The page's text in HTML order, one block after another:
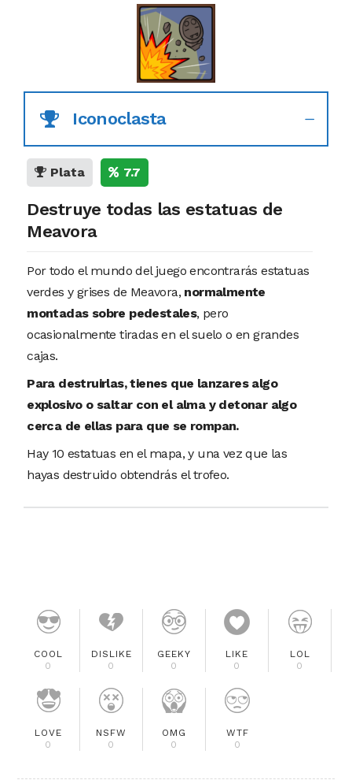
Iconoclasta
Plata 7.7
Destruye todas las estatuas de
Meavora
Por todo el mundo del juego encontrarás estatuas
verdes y grises de Meavora, normalmente
montadas sobre pedestales, pero
ocasionalmente tiradas en el suelo o en grandes
cajas.
Para destruirlas, tienes que lanzares algo
explosivo o saltar con el alma y detonar algo
cerca de ellas para que se rompan.
Hay 10 estatuas en el mapa, y una vez que las
hayas destruido obtendrás el trofeo.
COOL
0
DISLIKE
0
GEEKY
0
LIKE
0
LOL
0
LOVE
0
NSFW
0
OMG
0
WTF
0